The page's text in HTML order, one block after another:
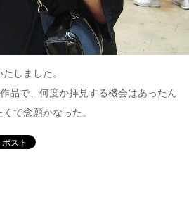
しました。
品で、何度か拝見する機会はあったん
て念願かなった。